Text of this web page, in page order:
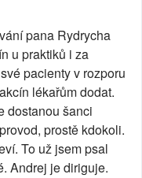
pana Rydrycha
u praktiků i za
pacienty v rozporu
lékařům dodat.
dostanou šanci
prostě kdokoli.
To už jsem psal
Andrej je diriguje.